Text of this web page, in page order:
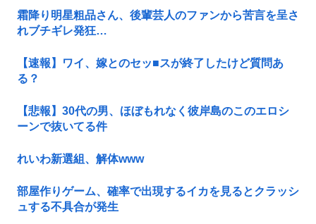
霜降り明星粗品さん、後輩芸人のファンから苦言を呈さ
れブチギレ発狂…
【速報】ワイ、嫁とのセッ■スが終了したけど質問あ
る？
【悲報】30代の男、ほぼもれなく彼岸島のこのエロシ
ーンで抜いてる件
れいわ新選組、解体www
部屋作りゲーム、確率で出現するイカを見るとクラッシ
ュする不具合が発生